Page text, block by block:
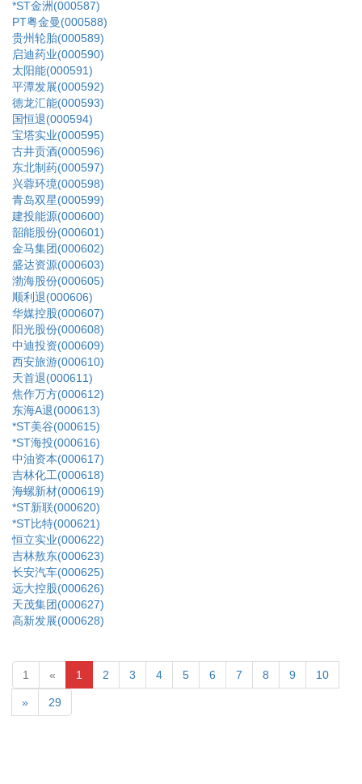
*ST金洲(000587)
PT粤金曼(000588)
贵州轮胎(000589)
启迪药业(000590)
太阳能(000591)
平潭发展(000592)
德龙汇能(000593)
国恒退(000594)
宝塔实业(000595)
古井贡酒(000596)
东北制药(000597)
兴蓉环境(000598)
青岛双星(000599)
建投能源(000600)
韶能股份(000601)
金马集团(000602)
盛达资源(000603)
渤海股份(000605)
顺利退(000606)
华媒控股(000607)
阳光股份(000608)
中迪投资(000609)
西安旅游(000610)
天首退(000611)
焦作万方(000612)
东海A退(000613)
*ST美谷(000615)
*ST海投(000616)
中油资本(000617)
吉林化工(000618)
海螺新材(000619)
*ST新联(000620)
*ST比特(000621)
恒立实业(000622)
吉林敖东(000623)
长安汽车(000625)
远大控股(000626)
天茂集团(000627)
高新发展(000628)
1 « 1 2 3 4 5 6 7 8 9 10
» 29